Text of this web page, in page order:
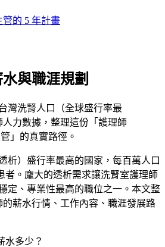
的 5 年計畫
與職涯規劃
灣洗腎人口（全球盛行率最
力數據，整理這份「護理師
」的真實路徑。
析）盛行率最高的國家，每百萬人口
者。龐大的透析需求讓洗腎室護理師
定、專業性最高的職位之一。本文整
的薪水行情、工作內容、職涯發展路
水多少？